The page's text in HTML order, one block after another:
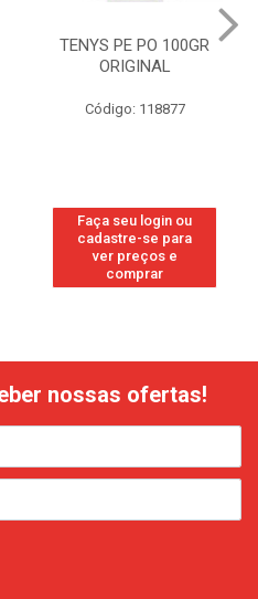
TENYS PE PO 100GR
ORIGINAL
Código: 118877
Faça seu login ou
cadastre-se para
ver preços e
comprar
nossas ofertas!